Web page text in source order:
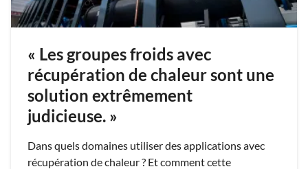
« Les groupes froids avec
récupération de chaleur sont une
solution extrêmement
judicieuse. »
Dans quels domaines utiliser des applications avec
récupération de chaleur ? Et comment cette